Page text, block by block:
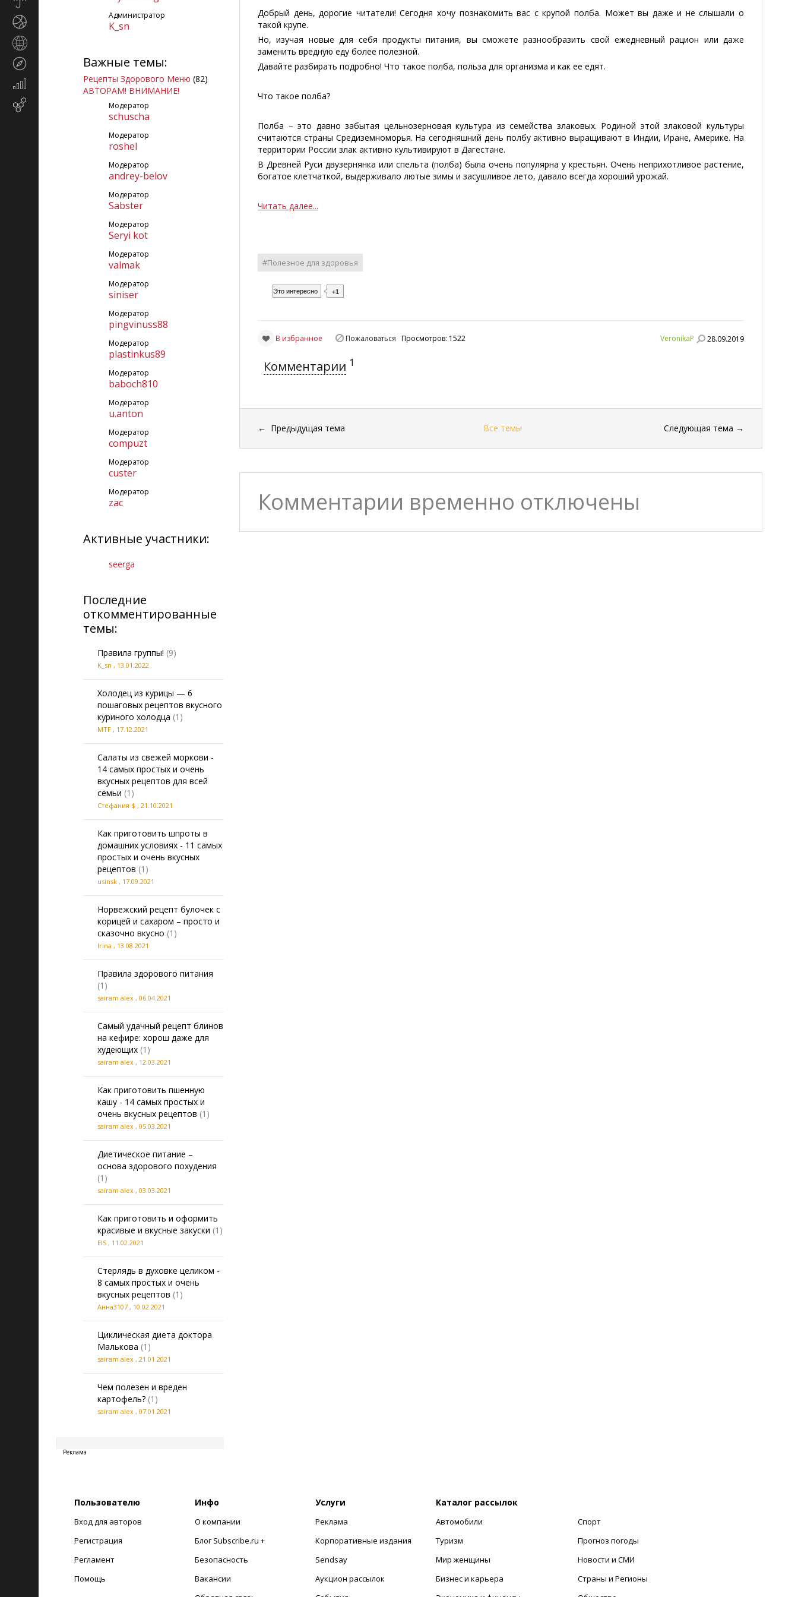
Экономика
Администратор
K_sn
Важные темы:
Рецепты Здорового Меню (82)
АВТОРАМ! ВНИМАНИЕ!
Модератор
schuscha
Модератор
roshel
Модератор
andrey-belov
Модератор
Sabster
Модератор
Seryi kot
Модератор
valmak
Модератор
siniser
Модератор
pingvinuss88
Модератор
plastinkus89
Модератор
baboch810
Модератор
u.anton
Модератор
compuzt
Модератор
custer
Модератор
zac
Активные участники:
seerga
Последние
откомментированные
темы:
Правила группы! (9)
K_sn , 13.01.2022
Холодец из курицы — 6
пошаговых рецептов вкусного
куриного холодца (1)
MTF , 17.12.2021
Салаты из свежей моркови -
14 самых простых и очень
вкусных рецептов для всей
семьи (1)
Стефания $ , 21.10.2021
Как приготовить шпроты в
домашних условиях - 11 самых
простых и очень вкусных
рецептов (1)
usinsk , 17.09.2021
Норвежский рецепт булочек с
корицей и сахаром – просто и
сказочно вкусно (1)
Irina , 13.08.2021
Правила здорового питания
(1)
sairam alex , 06.04.2021
Самый удачный рецепт блинов
на кефире: хорош даже для
худеющих (1)
sairam alex , 12.03.2021
Как приготовить пшенную
кашу - 14 самых простых и
очень вкусных рецептов (1)
sairam alex , 05.03.2021
Диетическое питание –
основа здорового похудения
(1)
sairam alex , 03.03.2021
Как приготовить и оформить
красивые и вкусные закуски (1)
EIS , 11.02.2021
Стерлядь в духовке целиком -
8 самых простых и очень
вкусных рецептов (1)
Анна3107 , 10.02.2021
Циклическая диета доктора
Малькова (1)
sairam alex , 21.01.2021
Чем полезен и вреден
картофель? (1)
sairam alex , 07.01.2021
Реклама
Добрый день, дорогие читатели! Сегодня хочу познакомить вас с крупой полба. Может вы даже и не слышали о
такой крупе.
Но, изучая новые для себя продукты питания, вы сможете разнообразить свой ежедневный рацион или даже
заменить вредную еду более полезной.
Давайте разбирать подробно! Что такое полба, польза для организма и как ее едят.
Что такое полба?
Полба – это давно забытая цельнозерновая культура из семейства злаковых. Родиной этой злаковой культуры
считаются страны Средиземноморья. На сегодняшний день полбу активно выращивают в Индии, Иране, Америке. На
территории России злак активно культивируют в Дагестане.
В Древней Руси двузернянка или спельта (полба) была очень популярна у крестьян. Очень неприхотливое растение,
богатое клетчаткой, выдерживало лютые зимы и засушливое лето, давало всегда хороший урожай.
Читать далее...
#Полезное для здоровья
Это интересно +1
VeronikaP 28.09.2019
В избранное Пожаловаться Просмотров: 1522
Комментарии 1
← Предыдущая тема Все темы Следующая тема →
Комментарии временно отключены
Пользователю
Вход для авторов
Регистрация
Регламент
Помощь
Инфо
О компании
Блог Subscribe.ru +
Безопасность
Вакансии
Услуги
Реклама
Корпоративные издания
Sendsay
Аукцион рассылок
Каталог рассылок
Автомобили
Туризм
Мир женщины
Бизнес и карьера
Спорт
Прогноз погоды
Новости и СМИ
Страны и Регионы